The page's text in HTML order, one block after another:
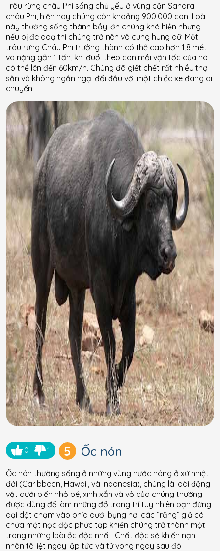
Trâu rừng châu Phi sống chủ yếu ở vùng cận Sahara
châu Phi, hiện nay chúng còn khoảng 900.000 con. Loài
này thường sống thành bầy lớn chúng khá hiền nhưng
nếu bị đe doạ thì chúng trở nên vô cùng hung dữ. Một
trâu rừng Châu Phi trưởng thành có thể cao hơn 1,8 mét
và nặng gần 1 tấn, khi đuổi theo con mồi vận tốc của nó
có thể lên đến 60km/h. Chúng đã giết chết rất nhiều thợ
săn và không ngần ngại đối đầu với một chiếc xe đang di
chuyển.
0 1 5 Ốc nón
Ốc nón thường sống ở những vùng nước nóng ở xứ nhiệt
đới (Caribbean, Hawaii, và Indonesia), chúng là loài động
vật dưới biển nhỏ bé, xinh xắn và vỏ của chúng thường
được dùng để làm những đồ trang trí tuy nhiên bạn đừng
dại dột chạm vào phía dưới bụng nơi các “răng” giả có
chứa một nọc độc phức tạp khiến chúng trở thành một
trong những loài ốc độc nhất. Chất độc sẽ khiến nạn
nhân tê liệt ngay lập tức và tử vong ngay sau đó.